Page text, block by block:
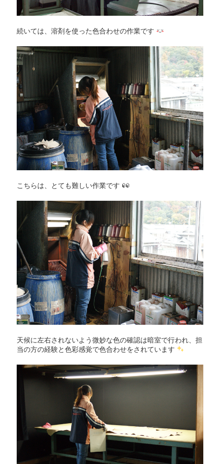
続いては、溶剤を使った色合わせの作業です
こちらは、とても難しい作業です
天候に左右されないよう微妙な色の確認は暗室で行われ、担
当の方の経験と色彩感覚で色合わせをされています